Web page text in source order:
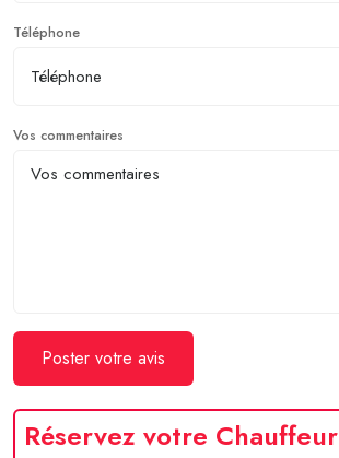
Téléphone
Vos commentaires
Poster votre avis
Réservez votre Chauffeur